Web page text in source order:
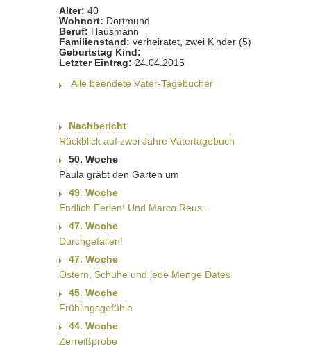
Alter: 40
Wohnort: Dortmund
Beruf: Hausmann
Familienstand: verheiratet, zwei Kinder (5)
Geburtstag Kind:
Letzter Eintrag: 24.04.2015
Alle beendete Väter-Tagebücher
Nachbericht
Rückblick auf zwei Jahre Vätertagebuch
50. Woche
Paula gräbt den Garten um
49. Woche
Endlich Ferien! Und Marco Reus...
47. Woche
Durchgefallen!
47. Woche
Ostern, Schuhe und jede Menge Dates
45. Woche
Frühlingsgefühle
44. Woche
Zerreißprobe